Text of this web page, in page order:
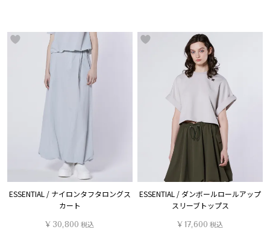
ESSENTIAL / ナイロンタフタロングス
カート
¥ 30,800 税込
ESSENTIAL / ダンボールロールアップ
スリーブトップス
¥17,600 税込